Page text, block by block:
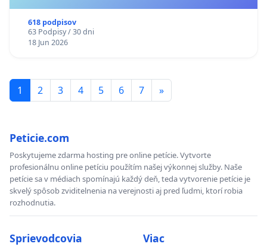
618 podpisov
63 Podpisy / 30 dni
18 Jun 2026
1 2 3 4 5 6 7 »
Peticie.com
Poskytujeme zdarma hosting pre online petície. Vytvorte
profesionálnu online petíciu použítím našej výkonnej služby. Naše
petície sa v médiach spomínajú každý deň, teda vytvorenie petície je
skvelý spôsob zviditelnenia na verejnosti aj pred ľudmi, ktorí robia
rozhodnutia.
Sprievodcovia Viac